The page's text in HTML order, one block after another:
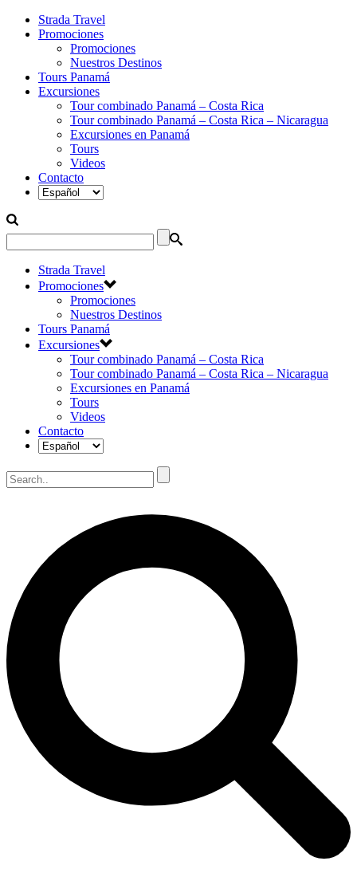
Strada Travel
Promociones
Promociones
Nuestros Destinos
Tours Panamá
Excursiones
Tour combinado Panamá – Costa Rica
Tour combinado Panamá – Costa Rica – Nicaragua
Excursiones en Panamá
Tours
Videos
Contacto
Strada Travel
Promociones
Promociones
Nuestros Destinos
Tours Panamá
Excursiones
Tour combinado Panamá – Costa Rica
Tour combinado Panamá – Costa Rica – Nicaragua
Excursiones en Panamá
Tours
Videos
Contacto